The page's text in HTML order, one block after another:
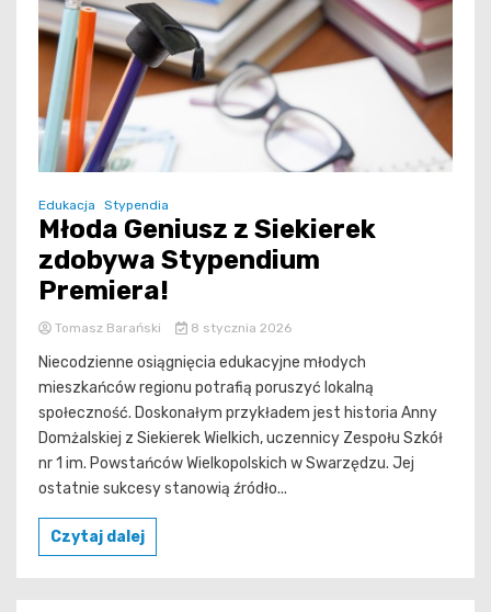
Edukacja Stypendia
Młoda Geniusz z Siekierek
zdobywa Stypendium
Premiera!
Tomasz Barański 8 stycznia 2026
Niecodzienne osiągnięcia edukacyjne młodych
mieszkańców regionu potrafią poruszyć lokalną
społeczność. Doskonałym przykładem jest historia Anny
Domżalskiej z Siekierek Wielkich, uczennicy Zespołu Szkół
nr 1 im. Powstańców Wielkopolskich w Swarzędzu. Jej
ostatnie sukcesy stanowią źródło...
Czytaj dalej